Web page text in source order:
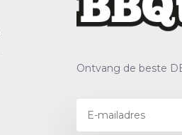
Ontvang de beste